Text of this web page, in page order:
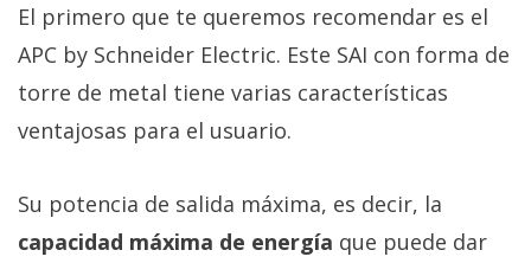
El primero que te queremos recomendar es el
APC by Schneider Electric. Este SAI con forma de
torre de metal tiene varias características
ventajosas para el usuario.
Su potencia de salida máxima, es decir, la
capacidad máxima de energía que puede dar